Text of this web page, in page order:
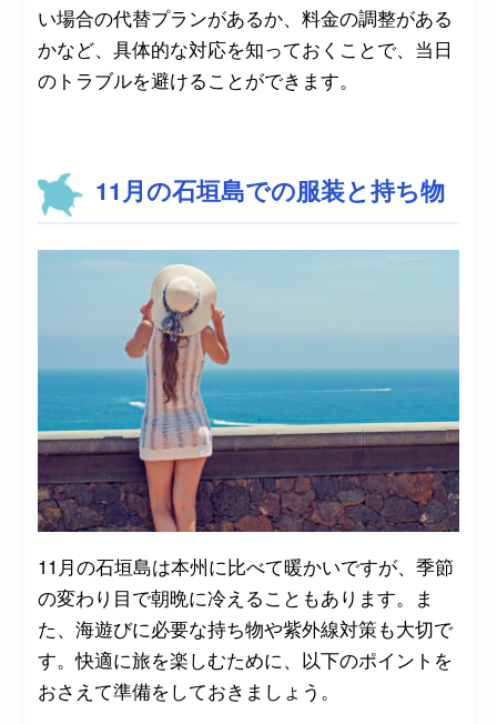
い場合の代替プランがあるか、料金の調整がある
かなど、具体的な対応を知っておくことで、当日
のトラブルを避けることができます。
11月の石垣島での服装と持ち物
11月の石垣島は本州に比べて暖かいですが、季節
の変わり目で朝晩に冷えることもあります。ま
た、海遊びに必要な持ち物や紫外線対策も大切で
す。快適に旅を楽しむために、以下のポイントを
おさえて準備をしておきましょう。